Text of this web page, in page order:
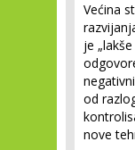
Većina
je
od
nove